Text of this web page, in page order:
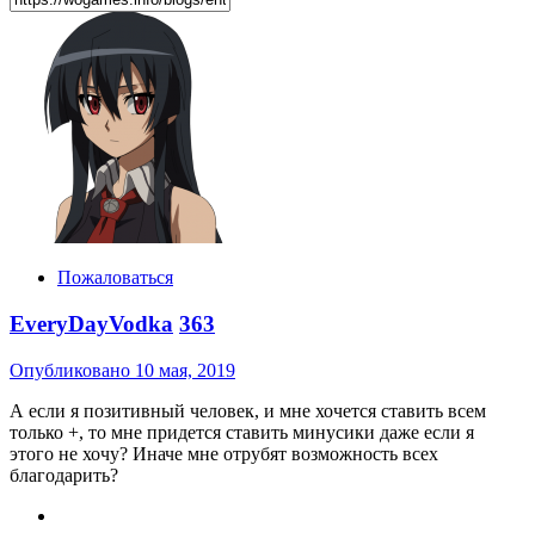
Пожаловаться
EveryDayVodka 363
Опубликовано 10 мая, 2019
А если я позитивный человек, и мне хочется ставить всем
только +, то мне придется ставить минусики даже если я
этого не хочу? Иначе мне отрубят возможность всех
благодарить?